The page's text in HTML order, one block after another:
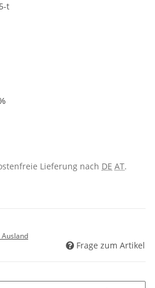
t
Lieferung nach DE AT.
Ausland
Frage zum Artikel